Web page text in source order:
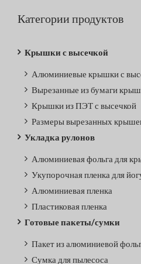
Категории продуктов
Крышки с высечкой
Алюминиевые крышки с
Вырезанные из бумаги
Крышки из ПЭТ с высечкой
Размеры вырезанных
Укладка рулонов
Алюминиевая фольга для
Укупорочная пленка для
Алюминиевая пленка
Пластиковая пленка
Готовые пакеты/сумки
Пакет из алюминиевой
Сумка для пылесоса